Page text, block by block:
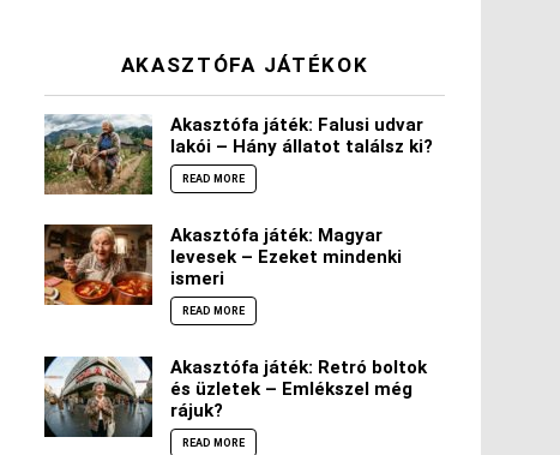
AKASZTÓFA JÁTÉKOK
Akasztófa játék: Falusi udvar
lakói – Hány állatot találsz ki?
READ MORE
Akasztófa játék: Magyar
levesek – Ezeket mindenki
ismeri
READ MORE
Akasztófa játék: Retró boltok
és üzletek – Emlékszel még
rájuk?
READ MORE